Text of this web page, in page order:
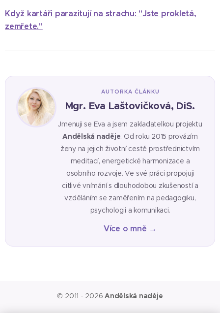
Když kartáři parazitují na strachu: "Jste prokletá,
zemřete."
AUTORKA ČLÁNKU
Mgr. Eva Laštovičková, DiS.
Jmenuji se Eva a jsem zakladatelkou projektu
Andělská naděje. Od roku 2015 provázím
ženy na jejich životní cestě prostřednictvím
meditací, energetické harmonizace a
osobního rozvoje. Ve své práci propojuji
citlivé vnímání s dlouhodobou zkušeností a
vzděláním se zaměřením na pedagogiku,
psychologii a komunikaci.
Více o mně →
© 2011 - 2026Andělská naděje